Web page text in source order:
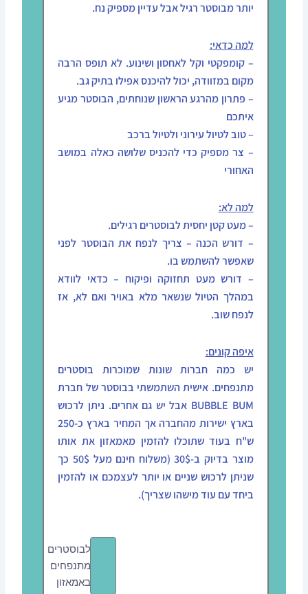
יותר מבוסטר רגיל אבל עדיין מספיק נח.
למה כדאי:
– קומפקטי וקל לאחסון ושינוע. לא תופס הרבה
מקום במזוודה, יכול להיכנס אפילו בתיק גב.
– פתרון מהרגע הראשון שנוחתים, הבוסטר מגיע
איתכם
– טוב לטיול עירוני ולטיול ברכב
– צר מספיק כדי להכניס שלושה כאלה במושב
האחורי
למה לא:
– מעט קטן יחסית לבוסטרים רגילים.
– דורש הכנה – צריך לנפח את הבוסטר לפני
שאפשר להשתמש בו.
– דורש מעט תחזוקה ופיקוח – כדאי לוודא
במהלך הטיול שנשאר מלא באויר ואם לא, אז
לנפח שוב.
איפה קונים:
יש כמה חברות שונות שמוכרות בוסטרים
מתנפחים. אישית השתמשתי בבוסטר של חברת
BUBBLE BUM אבל יש גם אחרים. ניתן לרכוש
בארץ ישירות מהחברה אך המחיר בארץ כ-250
ש"ח בעוד שתוכלו להזמין מאמאזון את אותו
מוצר בדיוק ב-30$ (משלוח חינם מעל 50$ כך
שניתן לרכוש שניים או יותר לעצמכם או להזמין
ביחד עם עוד מישהו שצריך).
לבוסטרים
מתנפחים
באמאזון